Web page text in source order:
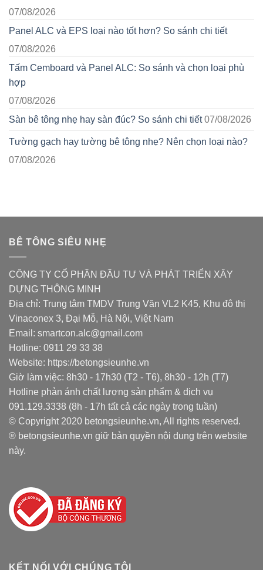
07/08/2026
Panel ALC và EPS loại nào tốt hơn? So sánh chi tiết
07/08/2026
Tấm Cemboard và Panel ALC: So sánh và chọn loại phù
hợp
07/08/2026
Sàn bê tông nhẹ hay sàn đúc? So sánh chi tiết 07/08/2026
Tường gạch hay tường bê tông nhẹ? Nên chọn loại nào?
07/08/2026
BÊ TÔNG SIÊU NHẸ
CÔNG TY CỔ PHẦN ĐẦU TƯ VÀ PHÁT TRIỂN XÂY
DỰNG THÔNG MINH
Địa chỉ: Trung tâm TMDV Trung Văn VL2 K45, Khu đô thị
Vinaconex 3, Đại Mỗ, Hà Nội, Việt Nam
Email: smartcon.alc@gmail.com
Hotline: 0911 29 33 38
Website: https://betongsieunhe.vn
Giờ làm việc: 8h30 - 17h30 (T2 - T6), 8h30 - 12h (T7)
Hotline phản ánh chất lượng sản phẩm & dịch vụ
091.129.3338 (8h - 17h tất cả các ngày trong tuần)
© Copyright 2020 betongsieunhe.vn, All rights reserved.
® betongsieunhe.vn giữ bản quyền nội dung trên website
này.
KẾT NỐI VỚI CHÚNG TÔI